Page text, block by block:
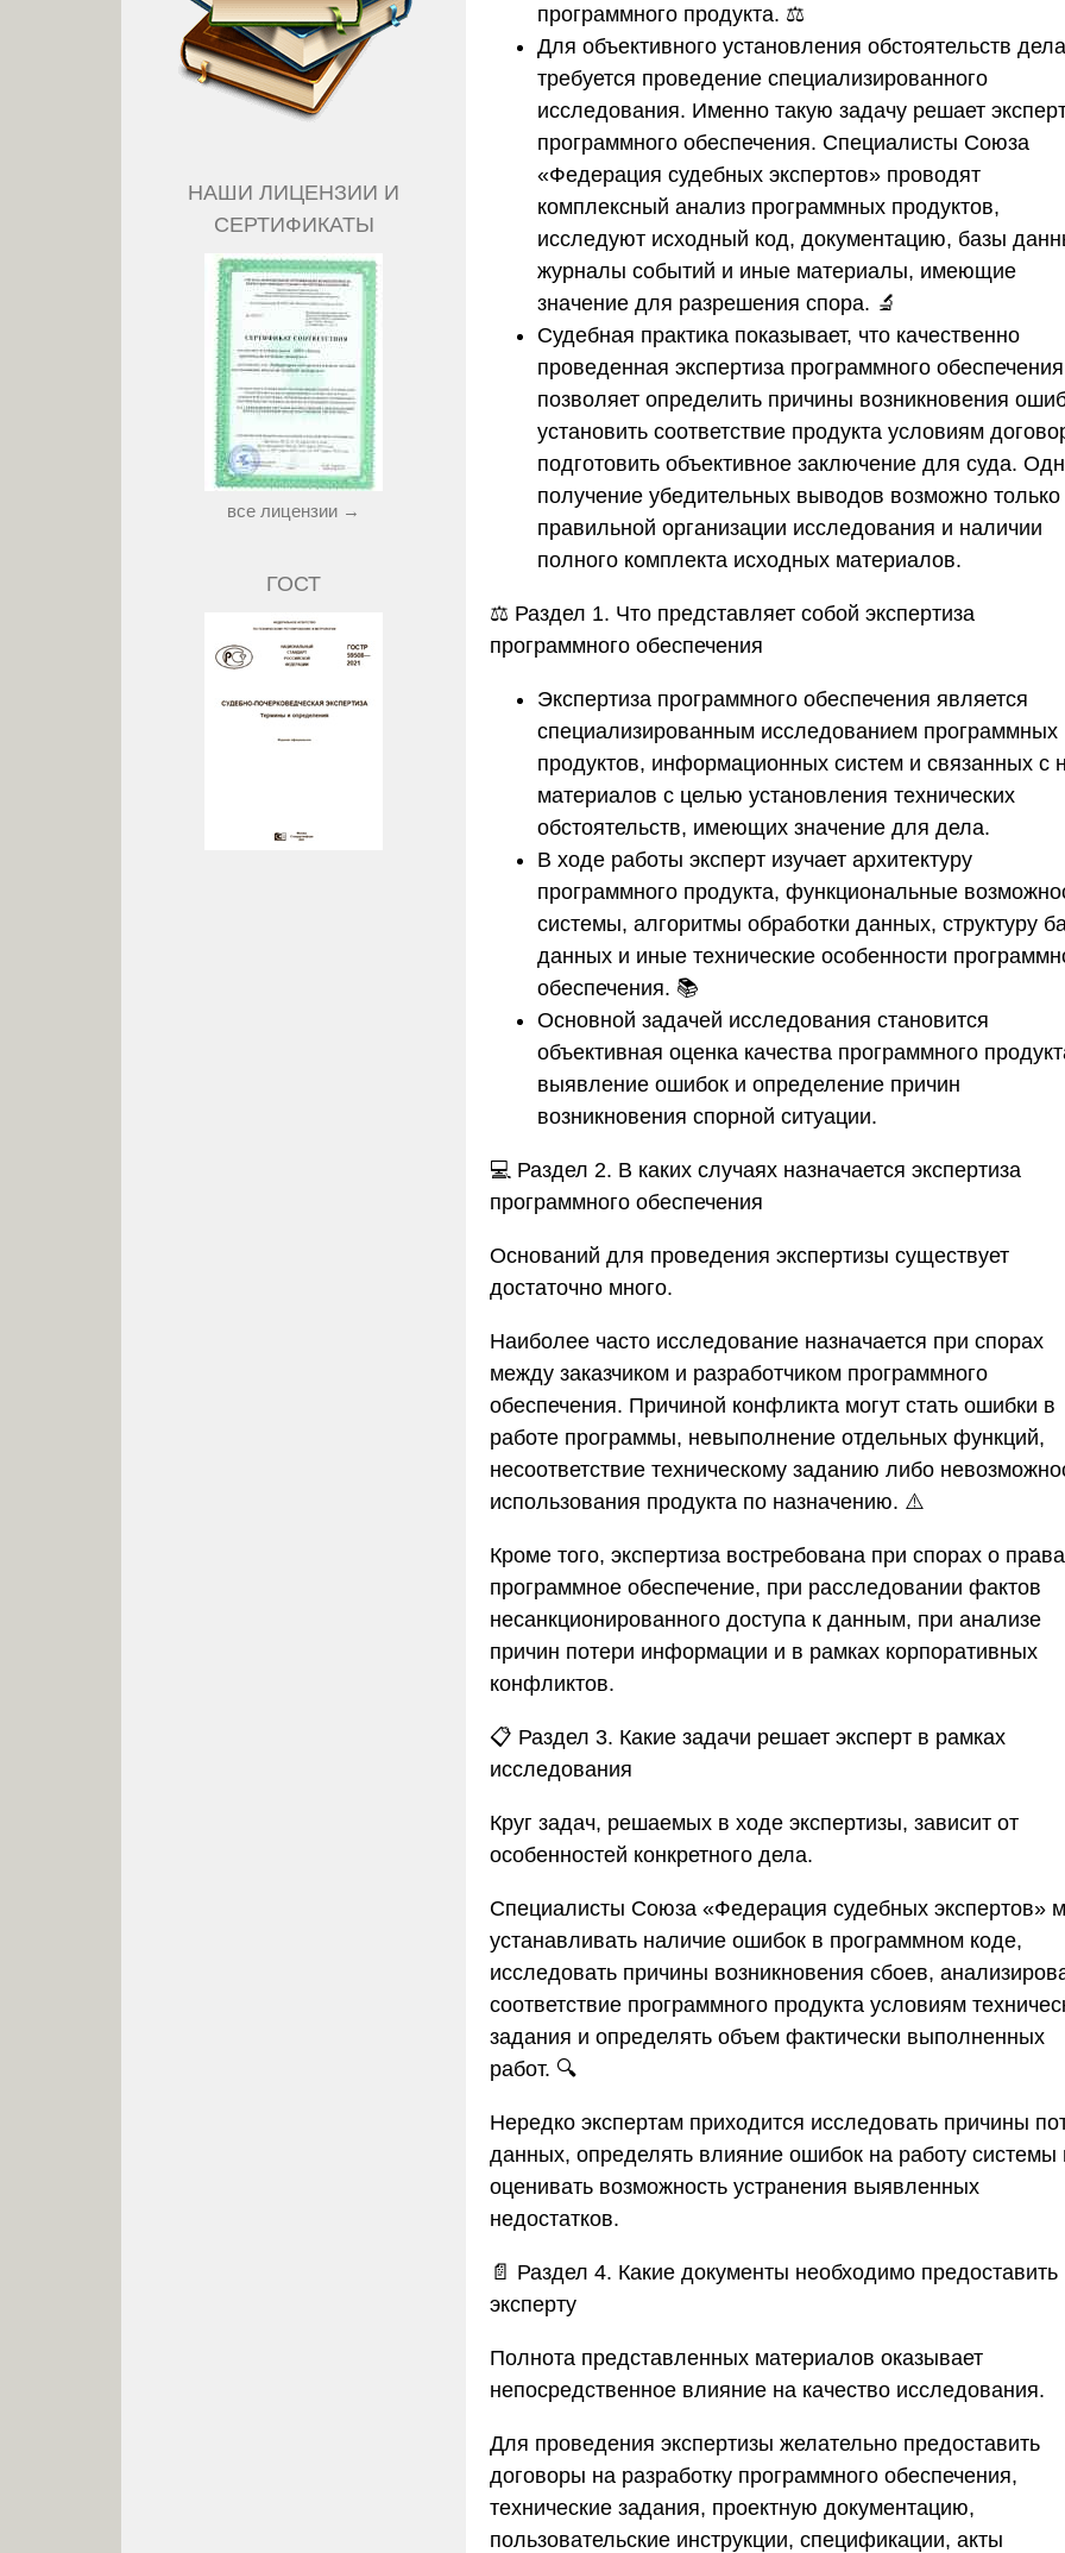
программного продукта. ⚖️
Для объективного установления обстоятельств дела
требуется проведение специализированного
исследования. Именно такую задачу решает
программного обеспечения. Специалисты Союза
«Федерация судебных экспертов» проводят
комплексный анализ программных продуктов,
исследуют исходный код, документацию, базы
журналы событий и иные материалы, имеющие
значение для разрешения спора. 🔬
Судебная практика показывает, что качественно
проведенная экспертиза программного обеспечения
позволяет определить причины возникновения
установить соответствие продукта условиям
подготовить объективное заключение для суда.
получение убедительных выводов возможно только
правильной организации исследования и наличии
полного комплекта исходных материалов.
⚖️ Раздел 1. Что представляет собой экспертиза
программного обеспечения
Экспертиза программного обеспечения является
специализированным исследованием программных
продуктов, информационных систем и связанных с
материалов с целью установления технических
обстоятельств, имеющих значение для дела.
В ходе работы эксперт изучает архитектуру
программного продукта, функциональные
системы, алгоритмы обработки данных, структуру
данных и иные технические особенности
обеспечения. 📚
Основной задачей исследования становится
объективная оценка качества программного
выявление ошибок и определение причин
возникновения спорной ситуации.
💻 Раздел 2. В каких случаях назначается экспертиза
программного обеспечения
Оснований для проведения экспертизы существует
достаточно много.
Наиболее часто исследование назначается при спорах
между заказчиком и разработчиком программного
обеспечения. Причиной конфликта могут стать ошибки в
работе программы, невыполнение отдельных функций,
несоответствие техническому заданию либо
использования продукта по назначению. ⚠️
Кроме того, экспертиза востребована при спорах о
программное обеспечение, при расследовании фактов
несанкционированного доступа к данным, при анализе
причин потери информации и в рамках корпоративных
конфликтов.
📋 Раздел 3. Какие задачи решает эксперт в рамках
исследования
Круг задач, решаемых в ходе экспертизы, зависит от
особенностей конкретного дела.
Специалисты Союза «Федерация судебных экспертов»
устанавливать наличие ошибок в программном коде,
исследовать причины возникновения сбоев,
соответствие программного продукта условиям
задания и определять объем фактически выполненных
работ. 🔍
Нередко экспертам приходится исследовать причины
данных, определять влияние ошибок на работу системы
оценивать возможность устранения выявленных
недостатков.
📄 Раздел 4. Какие документы необходимо предоставить
эксперту
Полнота представленных материалов оказывает
непосредственное влияние на качество исследования.
Для проведения экспертизы желательно предоставить
договоры на разработку программного обеспечения,
технические задания, проектную документацию,
пользовательские инструкции, спецификации, акты
НАШИ ЛИЦЕНЗИИ И
СЕРТИФИКАТЫ
все лицензии →
ГОСТ